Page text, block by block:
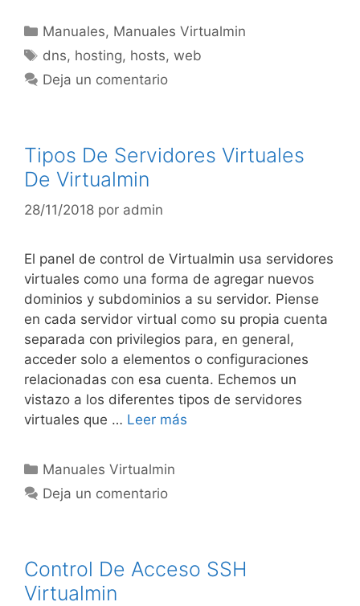
Manuales, Manuales Virtualmin
dns, hosting, hosts,web
Deja un comentario
Tipos De Servidores Virtuales
De Virtualmin
28/11/2018 por admin
El panel de control de Virtualmin usa servidores
virtuales como una forma de agregar nuevos
dominios y subdominios a su servidor. Piense
en cada servidor virtual como su propia cuenta
separada con privilegios para, en general,
acceder solo a elementos o configuraciones
relacionadas con esa cuenta. Echemos un
vistazo a los diferentes tipos de servidores
virtuales que … Leer más
Manuales Virtualmin
Deja un comentario
Control De Acceso SSH
Virtualmin